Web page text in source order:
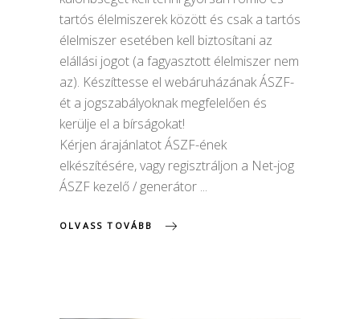
tartós élelmiszerek között és csak a tartós
élelmiszer esetében kell biztosítani az
elállási jogot (a fagyasztott élelmiszer nem
az). Készíttesse el webáruházának ÁSZF-
ét a jogszabályoknak megfelelően és
kerülje el a bírságokat!
Kérjen árajánlatot ÁSZF-ének
elkészítésére, vagy regisztráljon a Net-jog
ÁSZF kezelő / generátor
OLVASS TOVÁBB